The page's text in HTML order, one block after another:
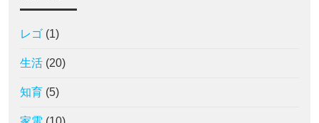
レゴ (1)
生活 (20)
知育 (5)